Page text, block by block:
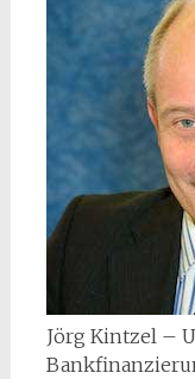
Jörg Kintzel –